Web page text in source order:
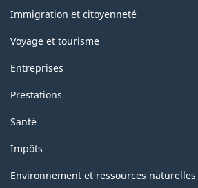
sujets
Immigration et citoyenneté
Voyage et tourisme
Entreprises
Prestations
Santé
Impôts
Environnement et ressources naturelles